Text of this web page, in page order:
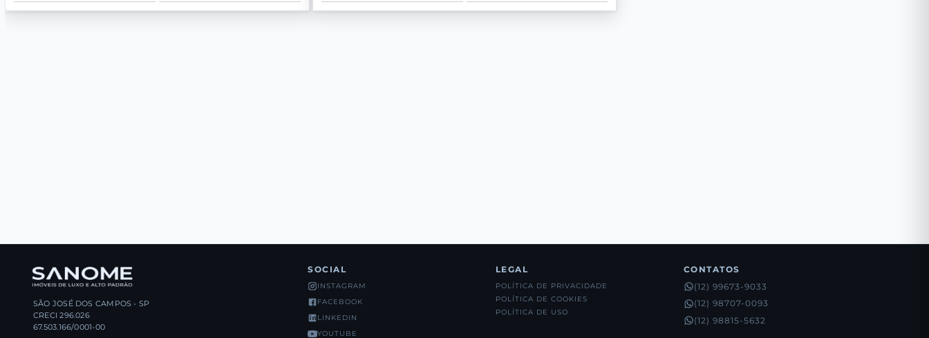
SÃO JOSÉ DOS CAMPOS - SP
CRECI 296.026
67.503.166/0001-00
SOCIAL
INSTAGRAM
FACEBOOK
LINKEDIN
YOUTUBE
LEGAL
POLÍTICA DE PRIVACIDADE
POLÍTICA DE COOKIES
POLÍTICA DE USO
CONTATOS
(12) 99673-9033
(12) 98707-0093
(12) 98815-5632